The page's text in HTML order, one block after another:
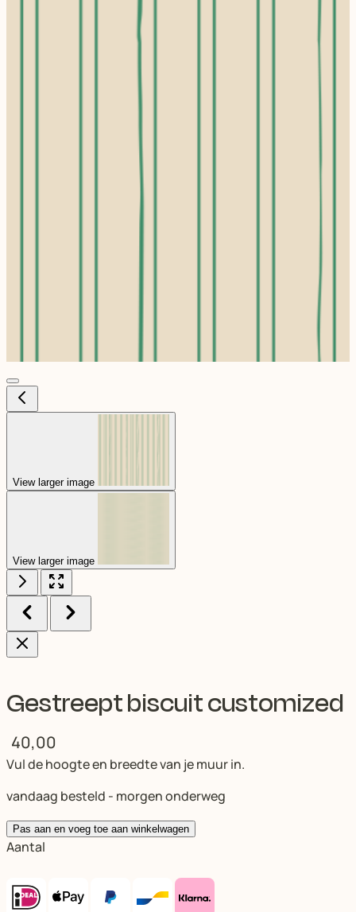
View larger image
View larger image
Gestreept biscuit customized
40,00
Vul de hoogte en breedte van je muur in.
vandaag besteld - morgen onderweg
Pas aan en voeg toe aan winkelwagen
Aantal